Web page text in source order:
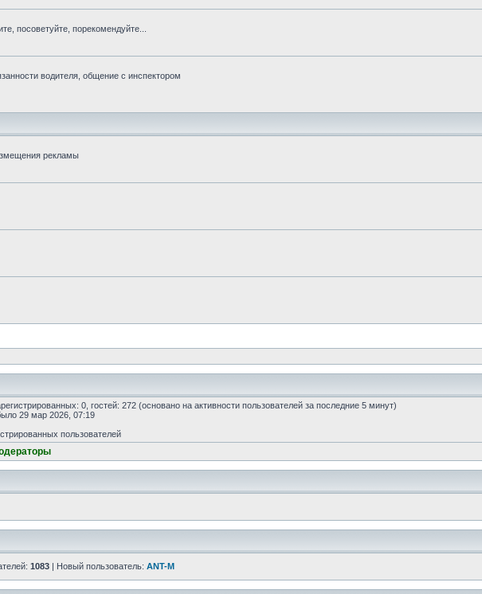
посоветуйте, порекомендуйте...
водителя, общение с инспектором
рекламы
0, гостей: 272 (основано на активности пользователей за последние 5 минут)
29 мар 2026, 07:19
пользователей
1083 | Новый пользователь: ANT-M